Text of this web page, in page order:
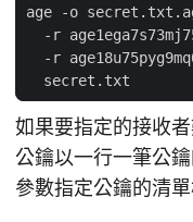
age -o
-r
-r
如果要指定的接收
公鑰以一行一筆公
參數指定公鑰的清